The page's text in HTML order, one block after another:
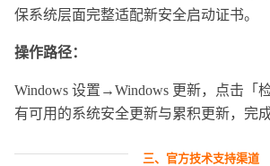
保系统层面完整适配新安全启动证书。
操作路径：
Windows 设置→Windows 更新，点击「
有可用的系统安全更新与累积更新，完
三、官方技术支持渠道